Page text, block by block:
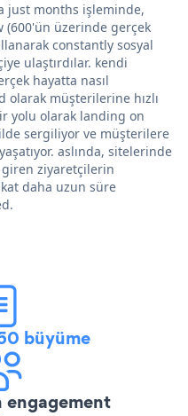
just months işleminde,
üzerinde gerçek
constantly sosyal
ulaştırdılar. kendi
hayatta nasıl
müşterilerine hızlı
yolu olarak landing on
sergiliyor ve müşterilere
aslında, sitelerinde
ziyaretçilerin
daha uzun süre
büyüme
engagement